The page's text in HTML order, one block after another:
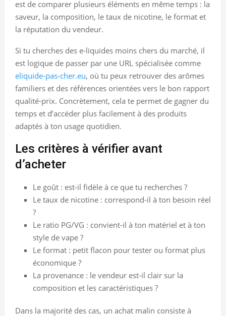
est de comparer plusieurs éléments en même temps : la
saveur, la composition, le taux de nicotine, le format et
la réputation du vendeur.
Si tu cherches des e-liquides moins chers du marché, il
est logique de passer par une URL spécialisée comme
eliquide-pas-cher.eu, où tu peux retrouver des arômes
familiers et des références orientées vers le bon rapport
qualité-prix. Concrètement, cela te permet de gagner du
temps et d’accéder plus facilement à des produits
adaptés à ton usage quotidien.
Les critères à vérifier avant
d’acheter
Le goût : est-il fidèle à ce que tu recherches ?
Le taux de nicotine : correspond-il à ton besoin réel
?
Le ratio PG/VG : convient-il à ton matériel et à ton
style de vape ?
Le format : petit flacon pour tester ou format plus
économique ?
La provenance : le vendeur est-il clair sur la
composition et les caractéristiques ?
Dans la majorité des cas, un achat malin consiste à